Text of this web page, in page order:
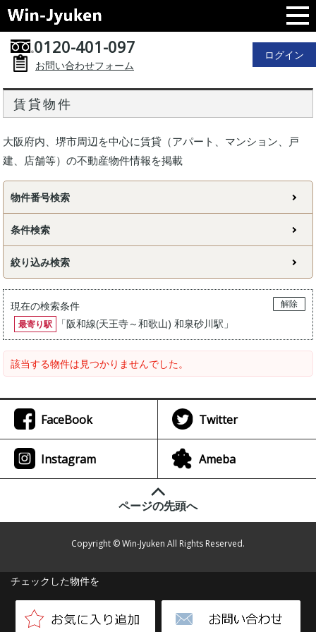
0120-401-097
お問い合わせフォーム
ログイン
賃貸物件
大阪府内、堺市周辺を中心に賃貸（アパート、マンション、戸
建、店舗等）の不動産物件情報を掲載
物件番号検索
条件検索
絞り込み検索
現在の検索条件
解除
最寄り駅
「阪和線(天王寺～和歌山) 和泉砂川駅 」
該当する物件は見つかりませんでした。
チェックした物件を
FaceBook Twitter
Instagram Ameba
ページの先頭へ
Copyright © Win-Jyuken All Rights Reserved.